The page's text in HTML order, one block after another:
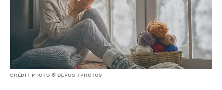
CRÉDIT PHOTO © DEPOSITPHOTOS